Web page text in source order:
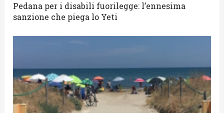
Pedana per i disabili fuorilegge: l’ennesima
sanzione che piega lo Yeti